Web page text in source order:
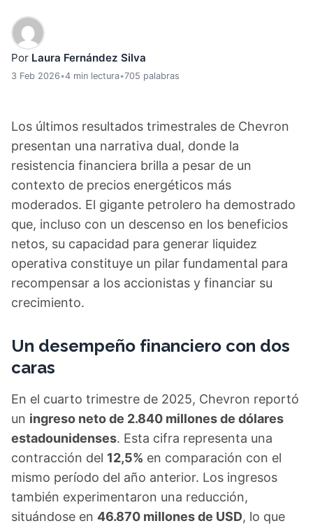
Por Laura Fernández Silva
3 Feb 2026•4 min lectura•705 palabras
Los últimos resultados trimestrales de Chevron
presentan una narrativa dual, donde la
resistencia financiera brilla a pesar de un
contexto de precios energéticos más
moderados. El gigante petrolero ha demostrado
que, incluso con un descenso en los beneficios
netos, su capacidad para generar liquidez
operativa constituye un pilar fundamental para
recompensar a los accionistas y financiar su
crecimiento.
Un desempeño financiero con dos
caras
En el cuarto trimestre de 2025, Chevron reportó
un ingreso neto de 2.840 millones de dólares
estadounidenses. Esta cifra representa una
contracción del 12,5% en comparación con el
mismo período del año anterior. Los ingresos
también experimentaron una reducción,
situándose en 46.870 millones de USD, lo que